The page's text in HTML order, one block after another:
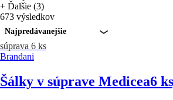
+ Ďalšie (3)
673 výsledkov
Najpredávanejšie
súprava 6 ks
Brandani
Šálky v súprave Medicea6